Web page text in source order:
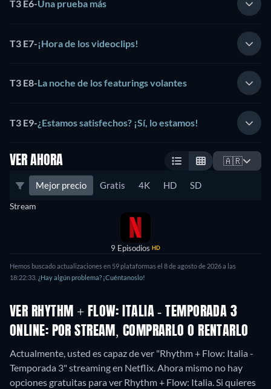
T3 E6-Una prueba más
T3 E7-¡Hora de los videoclips!
T3 E8-La noche de los featurings volantes
T3 E9-¿Estamos satisfechos? ¡Sí, lo estamos!
VER AHORA 🇦🇷
Mejor precio Gratis 4K HD SD
Stream
9 Episodios HD
Hemos buscado actualizaciones en 59 plataformas el 8 de agosto de 2026 a las
18:22:33. ¿Hay algún problema? ¡Cuéntanoslo!
VER RHYTHM + FLOW: ITALIA - TEMPORADA 3
ONLINE: POR STREAM, COMPRARLO O RENTARLO
Actualmente, usted es capaz de ver "Rhythm + Flow: Italia -
Temporada 3" streaming en Netflix.Ahora mismo no hay
opciones gratuitas para ver Rhythm + Flow: Italia. Si quieres